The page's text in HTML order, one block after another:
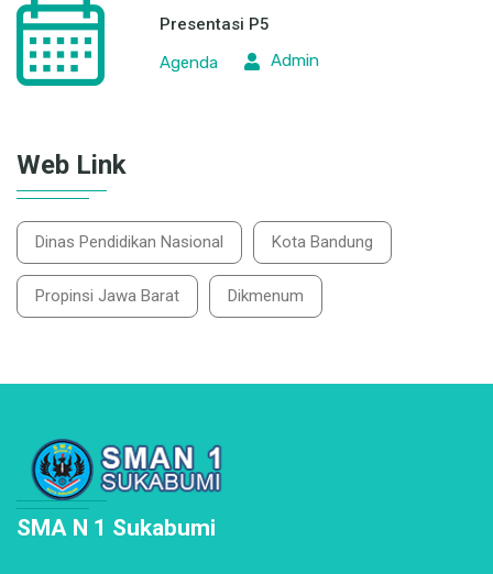
Presentasi P5
Agenda
Admin
Web Link
Dinas Pendidikan Nasional Kota Bandung
Propinsi Jawa Barat Dikmenum
SMA N 1 Sukabumi